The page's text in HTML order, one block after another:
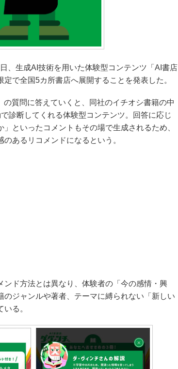
生成AI技術を用いた体験型コンテンツ「AI書店
で全国5カ所書店へ展開することを発表した。
質問に答えていくと、同社のイチオシ書籍の中
診断してくれる体験型コンテンツ。回答に応じ
といったコメントもその場で生成されるため、
あるリコメンドになるという。
ド方法とは異なり、体験者の「今の感情・興
のジャンルや著者、テーマに縛られない「新しい
る。